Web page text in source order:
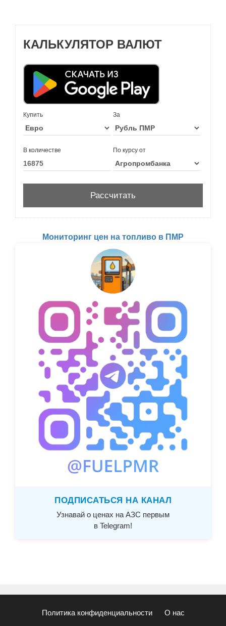
КАЛЬКУЛЯТОР ВАЛЮТ
Купить За
В количестве По курсу от
Мониторинг цен на топливо в ПМР
ПОДПИСАТЬСЯ НА КАНАЛ
Узнавай о ценах на АЗС первым
в Telegram!
Политика конфиденциальности О нас